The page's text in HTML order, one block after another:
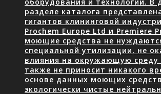
разделе каталога
гигантов клининговой
Prochem Europe Ltd и Premiere
моющие средства не
специальной утилизации, не
влияния на окружающую
также не приносит никакого
основе данных моющих
экологически чистые